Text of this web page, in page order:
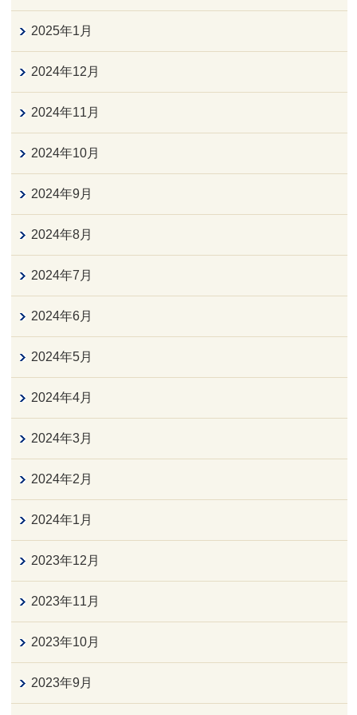
2025年1月
2024年12月
2024年11月
2024年10月
2024年9月
2024年8月
2024年7月
2024年6月
2024年5月
2024年4月
2024年3月
2024年2月
2024年1月
2023年12月
2023年11月
2023年10月
2023年9月